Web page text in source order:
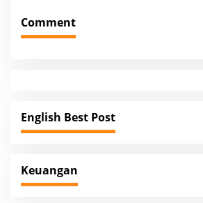
n
a
a
t
o
n
Comment
English Best Post
Keuangan